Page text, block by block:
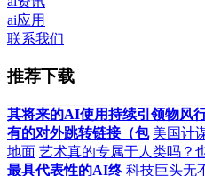
ai应用
联系我们
推荐下载
其将来的AI使用持续引领物风
有的对外跳转链接（包 美国计
地面 艺术真的专属于人类吗？
最具代表性的AI终 科技巨头无